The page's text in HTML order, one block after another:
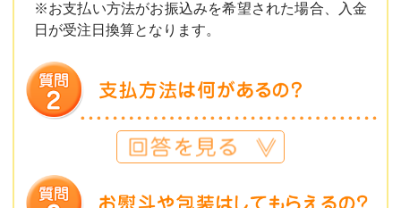
※お支払い方法がお振込みを希望された場合、入金
日が受注日換算となります。